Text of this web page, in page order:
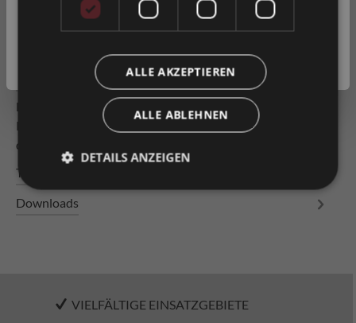
Produkt vergleichen
Fragen zum Produkt
Leichtrollenbahn Bahnlänge 1500mm Tragrollen aus
Kunststoff ø 50 x 2,8 mm, kugelgelagert mit
durchgängiger Achse, verschraub…
Technische Daten
Downloads
VIELFÄLTIGE EINSATZGEBIETE
Privatkunde
Geschäftskunde( exkl. MwSt. )
ALLE AKZEPTIEREN
ALLE ABLEHNEN
DETAILS ANZEIGEN